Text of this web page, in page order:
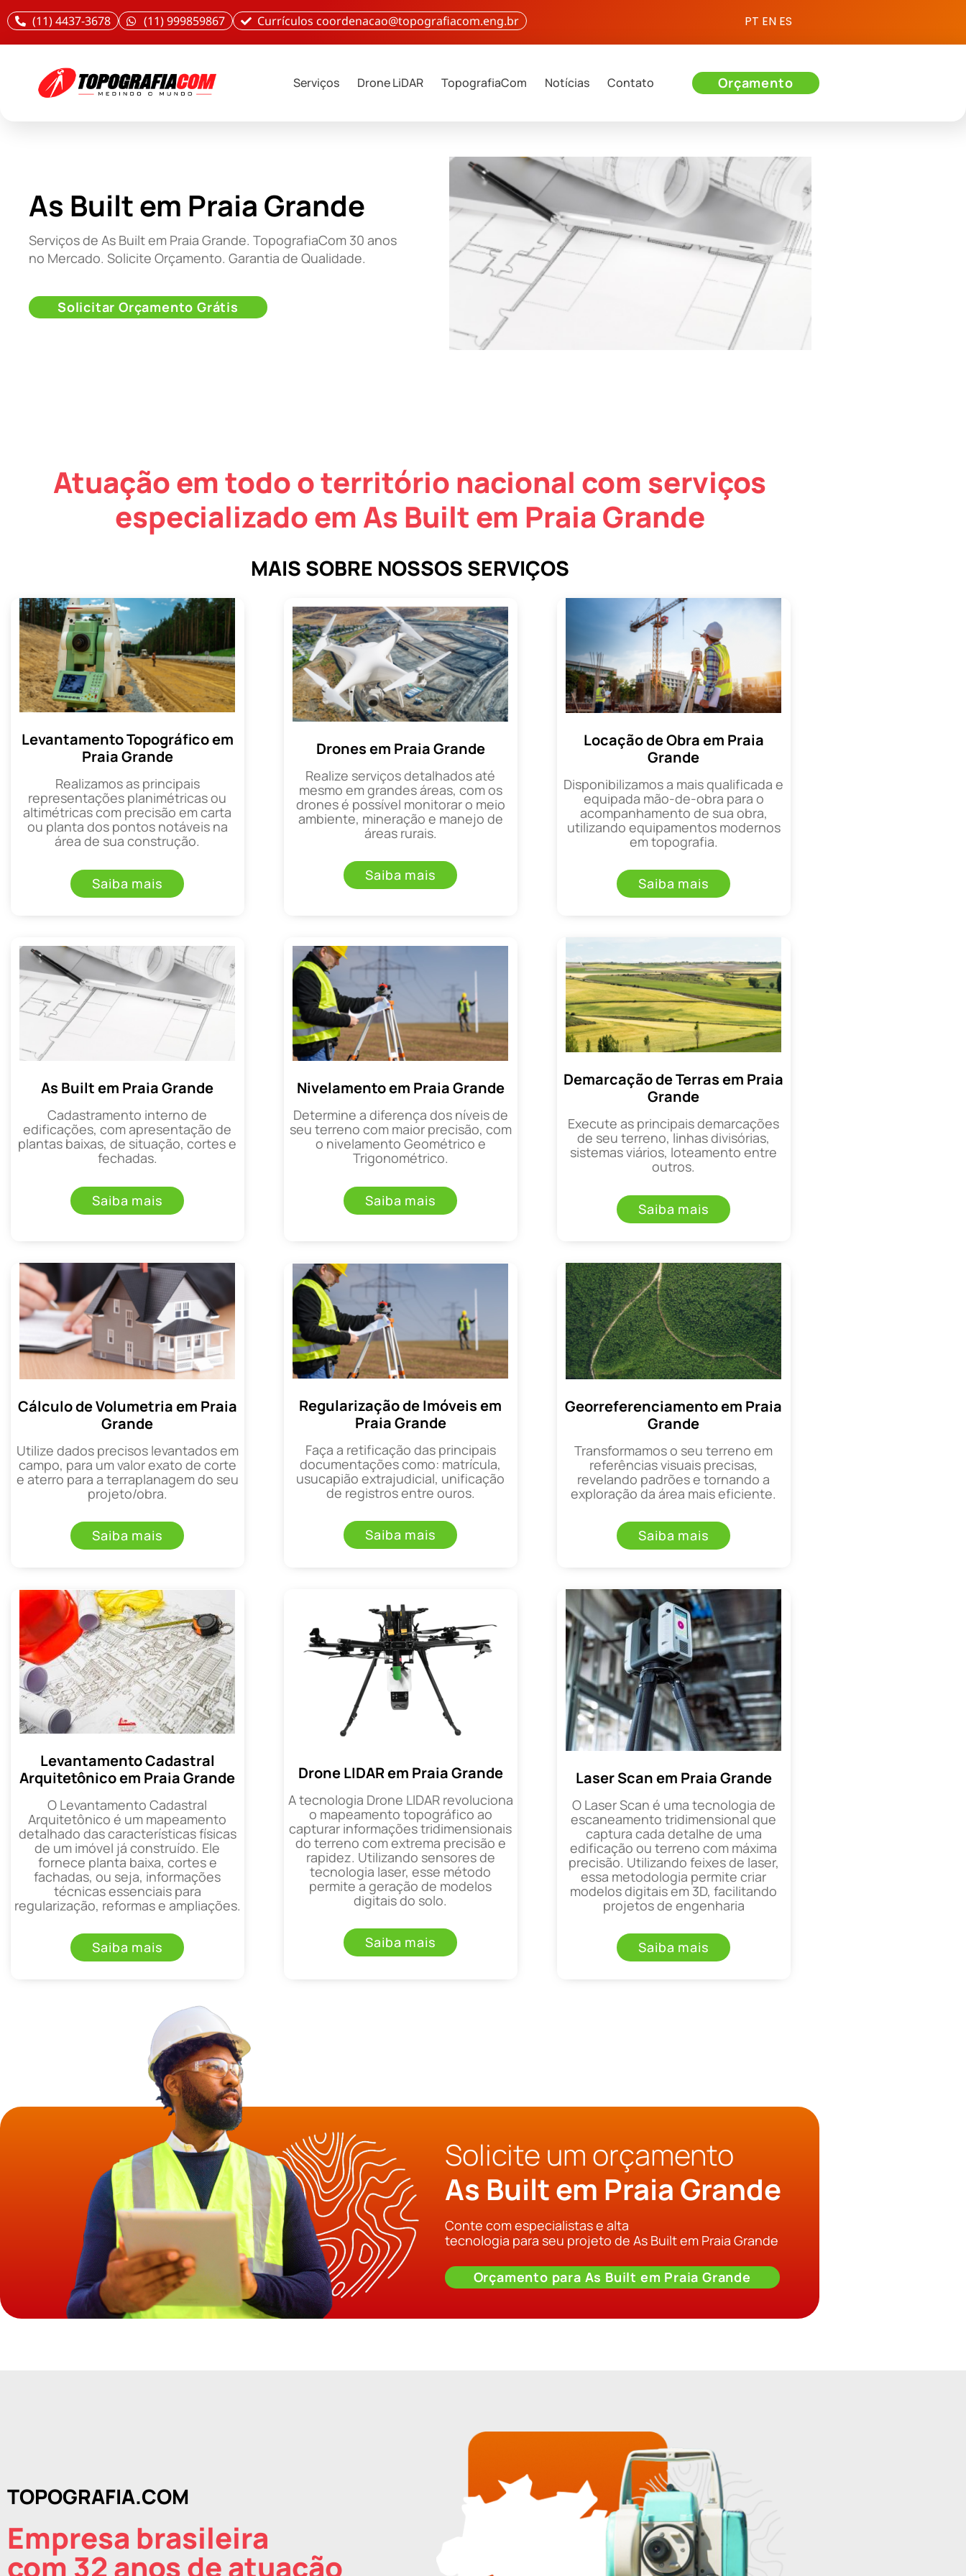
(11) 4437-3678 (11) 999859867 Currículos coordenacao@topografiacom.eng.br PT EN ES
Serviços Drone LiDAR TopografiaCom Notícias Contato Orçamento
As Built em Praia Grande
Serviços de As Built em Praia Grande. TopografiaCom 30 anos
no Mercado. Solicite Orçamento. Garantia de Qualidade.
Solicitar Orçamento Grátis
Atuação em todo o território nacional com serviços
especializado em As Built em Praia Grande
MAIS SOBRE NOSSOS SERVIÇOS
Levantamento Topográfico em
Praia Grande
Realizamos as principais
representações planimétricas ou
altimétricas com precisão em carta
ou planta dos pontos notáveis na
área de sua construção.
Saiba mais
Drones em Praia Grande
Realize serviços detalhados até
mesmo em grandes áreas, com os
drones é possível monitorar o meio
ambiente, mineração e manejo de
áreas rurais.
Saiba mais
Locação de Obra em Praia
Grande
Disponibilizamos a mais qualificada e
equipada mão-de-obra para o
acompanhamento de sua obra,
utilizando equipamentos modernos
em topografia.
Saiba mais
As Built em Praia Grande
Cadastramento interno de
edificações, com apresentação de
plantas baixas, de situação, cortes e
fechadas.
Saiba mais
Nivelamento em Praia Grande
Determine a diferença dos níveis de
seu terreno com maior precisão, com
o nivelamento Geométrico e
Trigonométrico.
Saiba mais
Demarcação de Terras em Praia
Grande
Execute as principais demarcações
de seu terreno, linhas divisórias,
sistemas viários, loteamento entre
outros.
Saiba mais
Cálculo de Volumetria em Praia
Grande
Utilize dados precisos levantados em
campo, para um valor exato de corte
e aterro para a terraplanagem do seu
projeto/obra.
Saiba mais
Regularização de Imóveis em
Praia Grande
Faça a retificação das principais
documentações como: matrícula,
usucapião extrajudicial, unificação
de registros entre ouros.
Saiba mais
Georreferenciamento em Praia
Grande
Transformamos o seu terreno em
referências visuais precisas,
revelando padrões e tornando a
exploração da área mais eficiente.
Saiba mais
Levantamento Cadastral
Arquitetônico em Praia Grande
O Levantamento Cadastral
Arquitetônico é um mapeamento
detalhado das características físicas
de um imóvel já construído. Ele
fornece planta baixa, cortes e
fachadas, ou seja, informações
técnicas essenciais para
regularização, reformas e ampliações.
Saiba mais
Drone LIDAR em Praia Grande
A tecnologia Drone LIDAR revoluciona
o mapeamento topográfico ao
capturar informações tridimensionais
do terreno com extrema precisão e
rapidez. Utilizando sensores de
tecnologia laser, esse método
permite a geração de modelos
digitais do solo.
Saiba mais
Laser Scan em Praia Grande
O Laser Scan é uma tecnologia de
escaneamento tridimensional que
captura cada detalhe de uma
edificação ou terreno com máxima
precisão. Utilizando feixes de laser,
essa metodologia permite criar
modelos digitais em 3D, facilitando
projetos de engenharia
Saiba mais
Solicite um orçamento
As Built em Praia Grande
Conte com especialistas e alta
tecnologia para seu projeto de As Built em Praia Grande
Orçamento para As Built em Praia Grande
TOPOGRAFIA.COM
Empresa brasileira
com 32 anos de atuação